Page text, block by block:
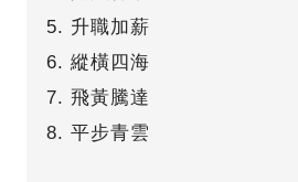
升職加薪
縱橫四海
飛黃騰達
平步青雲